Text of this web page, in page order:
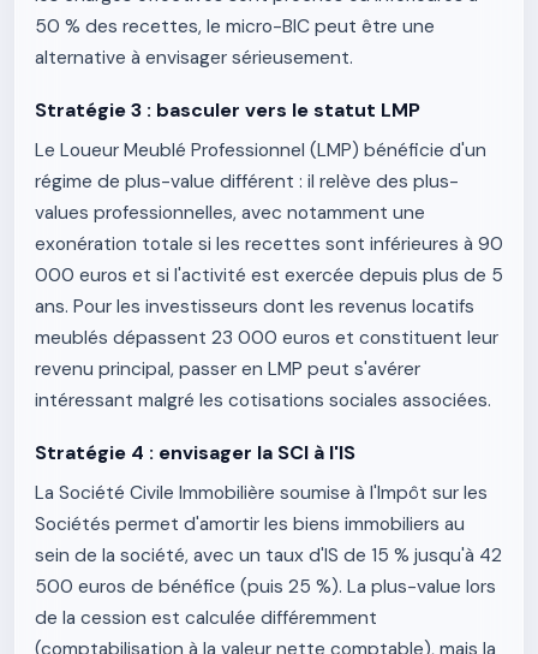
50 % des recettes, le micro-BIC peut être une
alternative à envisager sérieusement.
Stratégie 3 : basculer vers le statut LMP
Le Loueur Meublé Professionnel (LMP) bénéficie d'un
régime de plus-value différent : il relève des plus-
values professionnelles, avec notamment une
exonération totale si les recettes sont inférieures à 90
000 euros et si l'activité est exercée depuis plus de 5
ans. Pour les investisseurs dont les revenus locatifs
meublés dépassent 23 000 euros et constituent leur
revenu principal, passer en LMP peut s'avérer
intéressant malgré les cotisations sociales associées.
Stratégie 4 : envisager la SCI à l'IS
La Société Civile Immobilière soumise à l'Impôt sur les
Sociétés permet d'amortir les biens immobiliers au
sein de la société, avec un taux d'IS de 15 % jusqu'à 42
500 euros de bénéfice (puis 25 %). La plus-value lors
de la cession est calculée différemment
(comptabilisation à la valeur nette comptable), mais la